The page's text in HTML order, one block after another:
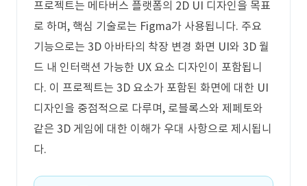
프로젝트는 메타버스 플랫폼의 2D UI 디자인을 목표
로 하며, 핵심 기술로는 Figma가 사용됩니다. 주요
기능으로는 3D 아바타의 착장 변경 화면 UI와 3D 월
드 내 인터랙션 가능한 UX 요소 디자인이 포함됩니
다. 이 프로젝트는 3D 요소가 포함된 화면에 대한 UI
디자인을 중점적으로 다루며, 로블록스와 제페토와
같은 3D 게임에 대한 이해가 우대 사항으로 제시됩니
다.